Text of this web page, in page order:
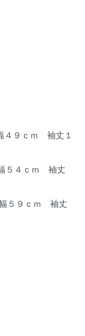
４９ｃｍ 袖丈１
５４ｃｍ 袖丈
５９ｃｍ 袖丈